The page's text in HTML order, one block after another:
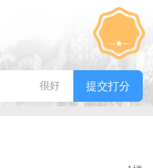
很好 提交打分